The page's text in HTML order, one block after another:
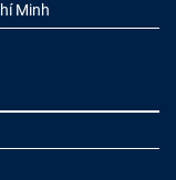
Minh